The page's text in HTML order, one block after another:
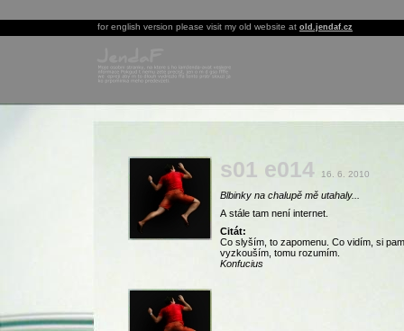
for english version please visit my old website at old.jendaf.cz
s01 e014 16. 6. 2010
Blbinky na chalupě mě utahaly...
A stále tam není internet.
Citát:
Co slyším, to zapomenu. Co vidím, si
vyzkouším, tomu rozumím.
Konfucius